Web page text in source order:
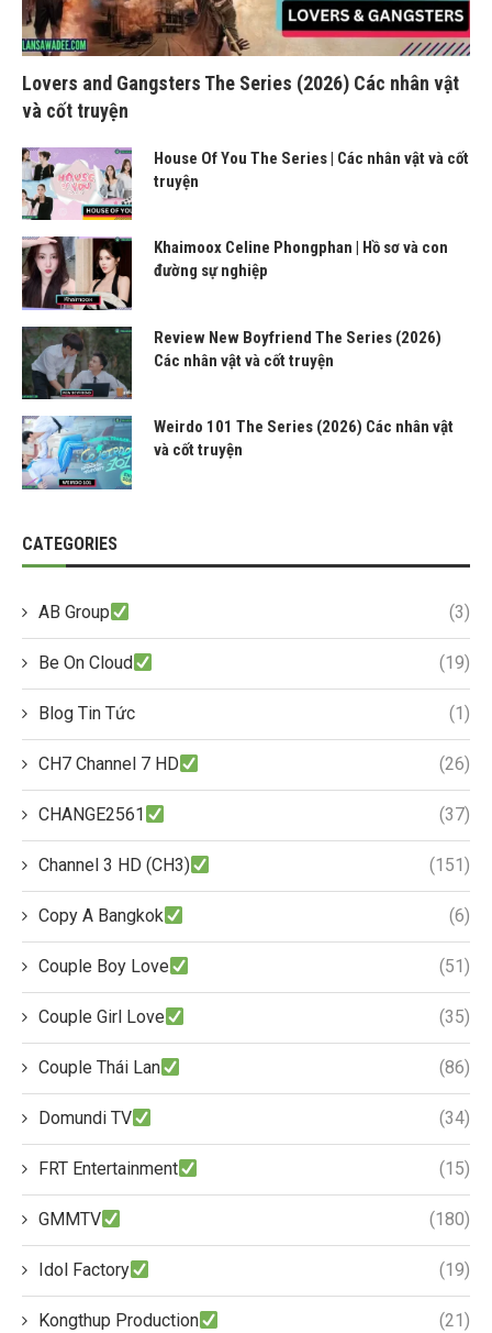
Lovers and Gangsters The Series (2026) Các nhân vật
và cốt truyện
House Of You The Series | Các nhân vật và cốt
truyện
Khaimoox Celine Phongphan | Hồ sơ và con
đường sự nghiệp
Review New Boyfriend The Series (2026)
Các nhân vật và cốt truyện
Weirdo 101 The Series (2026) Các nhân vật
và cốt truyện
CATEGORIES
AB Group (3)
Be On Cloud (19)
Blog Tin Tức (1)
CH7 Channel 7 HD (26)
CHANGE2561 (37)
Channel 3 HD (CH3) (151)
Copy A Bangkok (6)
Couple Boy Love (51)
Couple Girl Love (35)
Couple Thái Lan (86)
Domundi TV (34)
FRT Entertainment (15)
GMMTV (180)
Idol Factory (19)
Kongthup Production (21)